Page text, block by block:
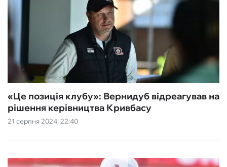
21 серпня 2024, 22:40
«‎Це позиція клубу»: Вернидуб відреагував на
рішення керівництва Кривбасу